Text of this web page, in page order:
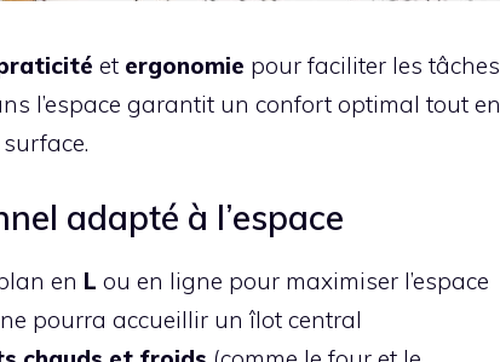
et ergonomie pour faciliter les tâches
l’espace garantit un confort optimal tout en
adapté à l’espace
en L ou en ligne pour maximiser l’espace
pourra accueillir un îlot central